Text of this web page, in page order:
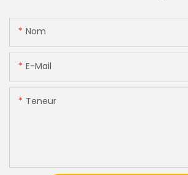
Nom
E-Mail
Teneur